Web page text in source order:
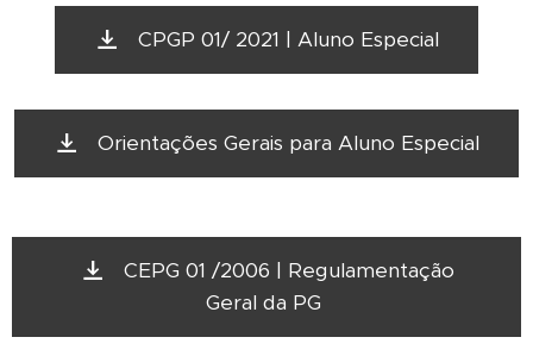
CPGP 01/ 2021 | Aluno Especial
Orientações Gerais para Aluno Especial
CEPG 01 /2006 | Regulamentação
Geral da PG